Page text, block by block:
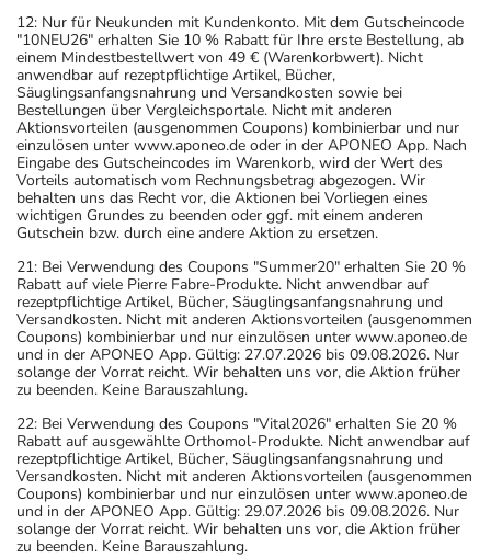
12: Nur für Neukunden mit Kundenkonto. Mit dem Gutscheincode
"10NEU26" erhalten Sie 10 % Rabatt für Ihre erste Bestellung, ab
einem Mindestbestellwert von 49 € (Warenkorbwert). Nicht
anwendbar auf rezeptpflichtige Artikel, Bücher,
Säuglingsanfangsnahrung und Versandkosten sowie bei
Bestellungen über Vergleichsportale. Nicht mit anderen
Aktionsvorteilen (ausgenommen Coupons) kombinierbar und nur
einzulösen unter www.aponeo.de oder in der APONEO App. Nach
Eingabe des Gutscheincodes im Warenkorb, wird der Wert des
Vorteils automatisch vom Rechnungsbetrag abgezogen. Wir
behalten uns das Recht vor, die Aktionen bei Vorliegen eines
wichtigen Grundes zu beenden oder ggf. mit einem anderen
Gutschein bzw. durch eine andere Aktion zu ersetzen.
21: Bei Verwendung des Coupons "Summer20" erhalten Sie 20 %
Rabatt auf viele Pierre Fabre-Produkte. Nicht anwendbar auf
rezeptpflichtige Artikel, Bücher, Säuglingsanfangsnahrung und
Versandkosten. Nicht mit anderen Aktionsvorteilen (ausgenommen
Coupons) kombinierbar und nur einzulösen unter www.aponeo.de
und in der APONEO App. Gültig: 27.07.2026 bis 09.08.2026. Nur
solange der Vorrat reicht. Wir behalten uns vor, die Aktion früher
zu beenden. Keine Barauszahlung.
22: Bei Verwendung des Coupons "Vital2026" erhalten Sie 20 %
Rabatt auf ausgewählte Orthomol-Produkte. Nicht anwendbar auf
rezeptpflichtige Artikel, Bücher, Säuglingsanfangsnahrung und
Versandkosten. Nicht mit anderen Aktionsvorteilen (ausgenommen
Coupons) kombinierbar und nur einzulösen unter www.aponeo.de
und in der APONEO App. Gültig: 29.07.2026 bis 09.08.2026. Nur
solange der Vorrat reicht. Wir behalten uns vor, die Aktion früher
zu beenden. Keine Barauszahlung.